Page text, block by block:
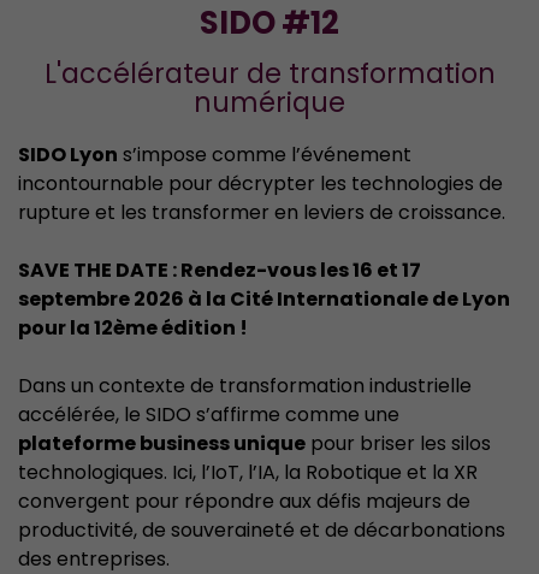
SIDO #12
L'accélérateur de transformation
numérique
SIDO Lyon s’impose comme l’événement
incontournable pour décrypter les technologies de
rupture et les transformer en leviers de croissance.
SAVE THE DATE : Rendez-vous les 16 et 17
septembre 2026 à la Cité Internationale de Lyon
pour la 12ème édition !
Dans un contexte de transformation industrielle
accélérée, le SIDO s’affirme comme une
plateforme business unique pour briser les silos
technologiques. Ici, l’IoT, l’IA, la Robotique et la XR
convergent pour répondre aux défis majeurs de
productivité, de souveraineté et de décarbonations
des entreprises.